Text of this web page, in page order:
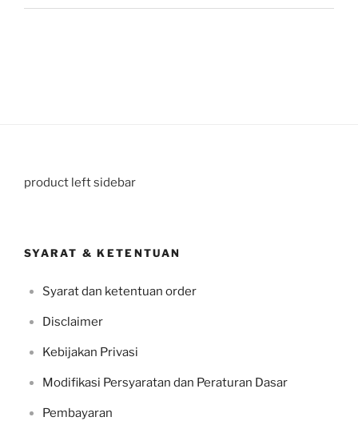
product left sidebar
SYARAT & KETENTUAN
Syarat dan ketentuan order
Disclaimer
Kebijakan Privasi
Modifikasi Persyaratan dan Peraturan Dasar
Pembayaran